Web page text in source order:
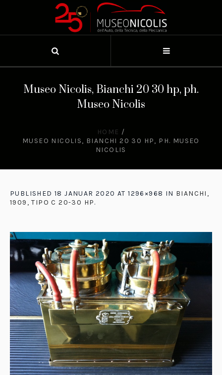
Museo Nicolis, Bianchi 20 30 hp, ph.
Museo Nicolis
HOME /
MUSEO NICOLIS, BIANCHI 20 30 HP, PH. MUSEO
NICOLIS
PUBLISHED 18 JANUAR 2020 AT 1296×968 IN BIANCHI,
1909, TIPO C 20-30 HP.